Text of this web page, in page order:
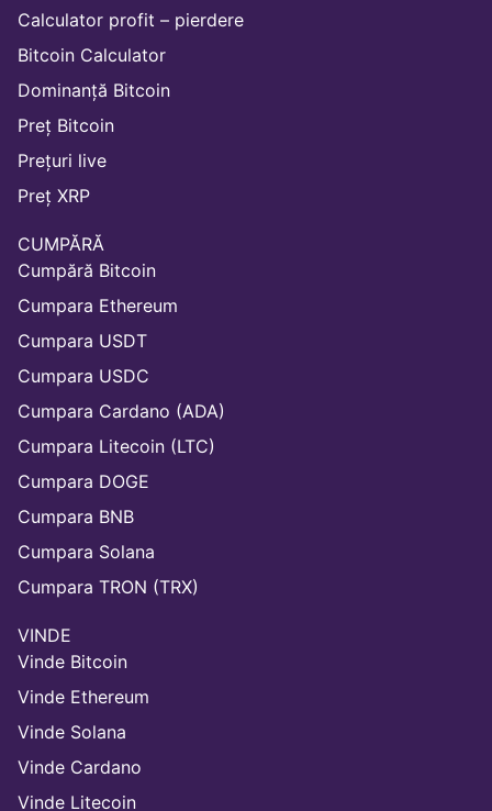
Calculator profit – pierdere
Bitcoin Calculator
Dominanță Bitcoin
Preț Bitcoin
Prețuri live
Preț XRP
CUMPĂRĂ
Cumpără Bitcoin
Cumpara Ethereum
Cumpara USDT
Cumpara USDC
Cumpara Cardano (ADA)
Cumpara Litecoin (LTC)
Cumpara DOGE
Cumpara BNB
Cumpara Solana
Cumpara TRON (TRX)
VINDE
Vinde Bitcoin
Vinde Ethereum
Vinde Solana
Vinde Cardano
Vinde Litecoin